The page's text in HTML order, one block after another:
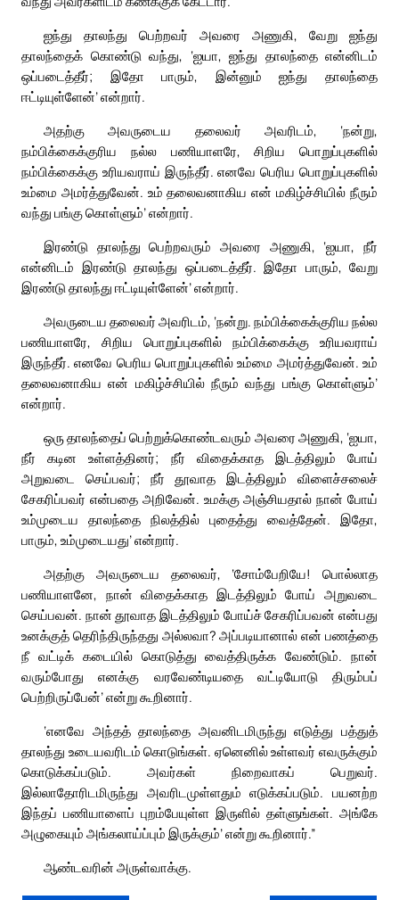
ஐந்து தாலந்து பெற்றவர் அவரை அணுகி, வேறு ஐந்து
தாலந்தைக் கொண்டு வந்து, ‘ஐயா, ஐந்து தாலந்தை என்னிடம்
ஒப்படைத்தீர்; இதோ பாரும், இன்னும் ஐந்து தாலந்தை
ஈட்டியுள்ளேன்’ என்றார்.
அதற்கு அவருடைய தலைவர் அவரிடம், ‘நன்று,
நம்பிக்கைக்குரிய நல்ல பணியாளரே, சிறிய பொறுப்புகளில்
நம்பிக்கைக்கு உரியவராய் இருந்தீர். எனவே பெரிய பொறுப்புகளில்
உம்மை அமர்த்துவேன். உம் தலைவனாகிய என் மகிழ்ச்சியில் நீரும்
வந்து பங்கு கொள்ளும்’ என்றார்.
இரண்டு தாலந்து பெற்றவரும் அவரை அணுகி, ‘ஐயா, நீர்
என்னிடம் இரண்டு தாலந்து ஒப்படைத்தீர். இதோ பாரும், வேறு
இரண்டு தாலந்து ஈட்டியுள்ளேன்’ என்றார்.
அவருடைய தலைவர் அவரிடம், ‘நன்று. நம்பிக்கைக்குரிய நல்ல
பணியாளரே, சிறிய பொறுப்புகளில் நம்பிக்கைக்கு உரியவராய்
இருந்தீர். எனவே பெரிய பொறுப்புகளில் உம்மை அமர்த்துவேன். உம்
தலைவனாகிய என் மகிழ்ச்சியில் நீரும் வந்து பங்கு கொள்ளும்’
என்றார்.
ஒரு தாலந்தைப் பெற்றுக்கொண்டவரும் அவரை அணுகி, ‘ஐயா,
நீர் கடின உள்ளத்தினர்; நீர் விதைக்காத இடத்திலும் போய்
அறுவடை செய்பவர்; நீர் தூவாத இடத்திலும் விளைச்சலைச்
சேகரிப்பவர் என்பதை அறிவேன். உமக்கு அஞ்சியதால் நான் போய்
உம்முடைய தாலந்தை நிலத்தில் புதைத்து வைத்தேன். இதோ,
பாரும், உம்முடையது’ என்றார்.
அதற்கு அவருடைய தலைவர், ‘சோம்பேறியே! பொல்லாத
பணியாளனே, நான் விதைக்காத இடத்திலும் போய் அறுவடை
செய்பவன். நான் தூவாத இடத்திலும் போய்ச் சேகரிப்பவன் என்பது
உனக்குத் தெரிந்திருந்தது அல்லவா? அப்படியானால் என் பணத்தை
நீ வட்டிக் கடையில் கொடுத்து வைத்திருக்க வேண்டும். நான்
வரும்போது எனக்கு வரவேண்டியதை வட்டியோடு திரும்பப்
பெற்றிருப்பேன்’ என்று கூறினார்.
‘எனவே அந்தத் தாலந்தை அவனிடமிருந்து எடுத்து பத்துத்
தாலந்து உடையவரிடம் கொடுங்கள். ஏனெனில் உள்ளவர் எவருக்கும்
கொடுக்கப்படும். அவர்கள் நிறைவாகப் பெறுவர்.
இல்லாதோரிடமிருந்து அவரிடமுள்ளதும் எடுக்கப்படும். பயனற்ற
இந்தப் பணியாளைப் புறம்பேயுள்ள இருளில் தள்ளுங்கள். அங்கே
அழுகையும் அங்கலாய்ப்பும் இருக்கும்’ என்று கூறினார்.”
ஆண்டவரின் அருள்வாக்கு.